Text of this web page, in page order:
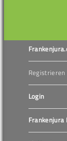
Registrieren
Login
Frankenjura